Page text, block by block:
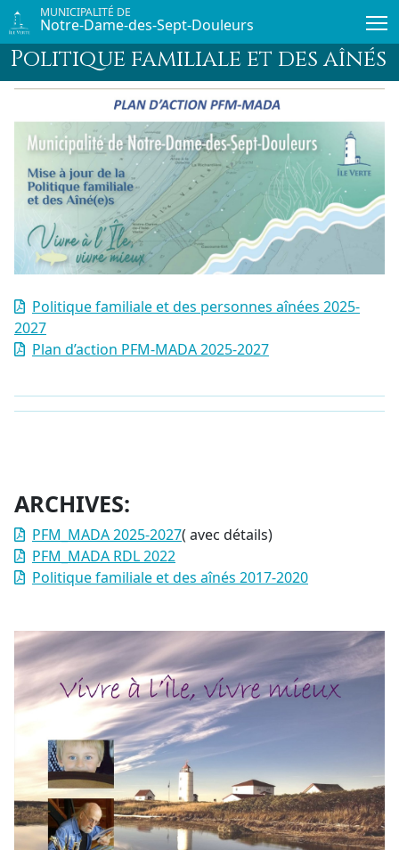
Passer au contenu principal
MUNICIPALITÉ DE
Notre-Dame-des-Sept-Douleurs
Politique familiale et des aînés
Politique familiale et des personnes aînées 2025-
2027
Plan d’action PFM-MADA 2025-2027
ARCHIVES:
PFM_MADA 2025-2027( avec détails)
PFM_MADA RDL 2022
Politique familiale et des aînés 2017-2020